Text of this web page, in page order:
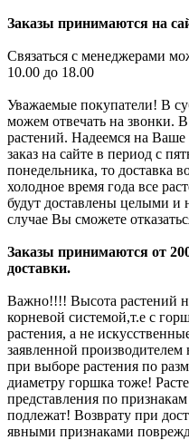
Заказы принимаются на
Связаться с менеджерами
10.00 до 18.00
Уважаемые покупатели! В
можем отвечать на звонки.
растений. Надеемся на
заказ на сайте в период с
понедельника, то доставка
холодное время года все
будут доставлены целыми
случае Вы сможете
Заказы принимаются от
доставки.
Важно!!!! Высота растений
корневой системой,т.е с
растения, а не
заявленной производителем
при выборе растения по
диаметру горшка тоже!
представления по
подлежат! Возврату при
явными признаками